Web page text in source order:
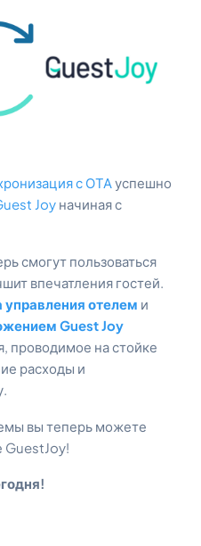
с ОТА успешно
Joy начиная с
смогут пользоваться
впечатления гостей.
отелем и
Guest Joy
проводимое на стойке
расходы и
вы теперь можете
GuestJoy!